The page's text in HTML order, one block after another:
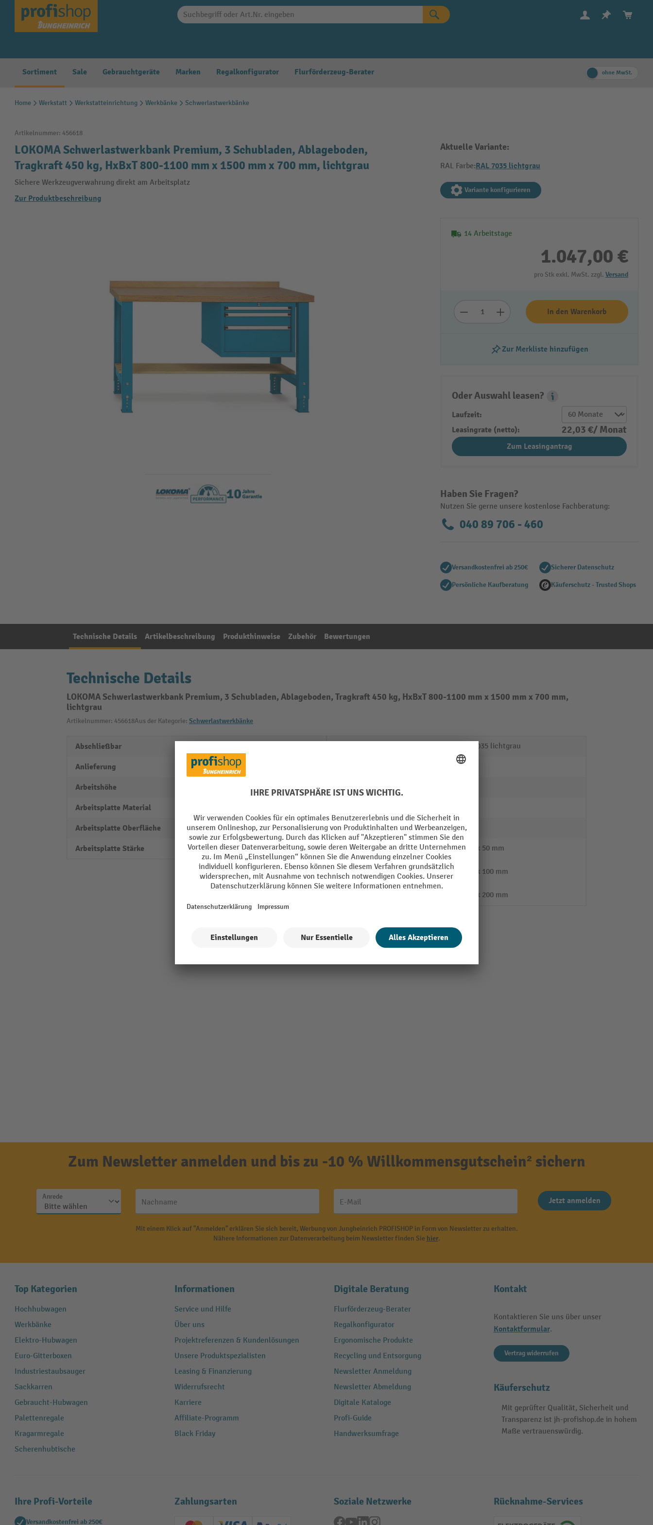
Zur Hauptnavigation springen
Sortiment Sale Gebrauchtgeräte Marken Regalkonfigurator Flurförderzeug-Berater ohne MwSt.
Home Werkstatt Werkstatteinrichtung Werkbänke Schwerlastwerkbänke
Artikelnummer: 456618
LOKOMA Schwerlastwerkbank Premium, 3 Schubladen, Ablageboden,
Tragkraft 450 kg, HxBxT 800-1100 mm x 1500 mm x 700 mm, lichtgrau
Sichere Werkzeugverwahrung direkt am Arbeitsplatz
Zur Produktbeschreibung
Aktuelle Variante:
RAL Farbe:RAL 7035 lichtgrau
Variante konfigurieren
14 Arbeitstage
1.047,00 €
pro Stk exkl. MwSt. zzgl. Versand
In den Warenkorb
Zur Merkliste hinzufügen
Haben Sie Fragen?
Nutzen Sie gerne unsere kostenlose Fachberatung:
040 89 706 - 460
Oder Auswahl leasen?
Leasing Popover
Laufzeit:
Leasingrate (netto):
22,03 €/ Monat
Zum Leasingantrag
Versandkostenfrei ab 250€ Sicherer Datenschutz
Persönliche Kaufberatung Käuferschutz - Trusted Shops
Technische Details Artikelbeschreibung Produkthinweise Zubehör Bewertungen
Technische Details
LOKOMA Schwerlastwerkbank Premium, 3 Schubladen, Ablageboden, Tragkraft 450 kg, HxBxT 800-1100 mm x 1500 mm x 700 mm,
lichtgrau
Artikelnummer: 456618Aus der Kategorie: Schwerlastwerkbänke
Abschließbar
Anlieferung vollständig montiert
Arbeitshöhe
Arbeitsplatte Material
Arbeitsplatte Oberfläche geölt
Arbeitsplatte Stärke 50 mm
RAL 7035 lichtgrau
1
Schlüssel Anzahl
Schubladen Anzahl 3
Schubladen Anzahl x Höhe 1x 50 mm
1x 100 mm
1x 200 mm
Alle technische Details anzeigen
Zum Newsletter anmelden und bis zu -10 % Willkommensgutschein² sichern
Anrede
Nachname E-Mail Jetzt anmelden
Mit einem Klick auf "Anmelden" erklären Sie sich bereit, Werbung von Jungheinrich PROFISHOP in Form von Newsletter zu erhalten.
Nähere Informationen zur Datenverarbeitung beim Newsletter finden Sie hier.
Top Kategorien
Hochhubwagen
Werkbänke
Elektro-Hubwagen
Euro-Gitterboxen
Industriestaubsauger
Sackkarren
Gebraucht-Hubwagen
Palettenregale
Kragarmregale
Scherenhubtische
Informationen
Service und Hilfe
Über uns
Projektreferenzen & Kundenlösungen
Unsere Produktspezialisten
Leasing & Finanzierung
Widerrufsrecht
Karriere
Affiliate-Programm
Black Friday
Digitale Beratung
Flurförderzeug-Berater
Regalkonfigurator
Ergonomische Produkte
Recycling und Entsorgung
Newsletter Anmeldung
Newsletter Abmeldung
Digitale Kataloge
Profi-Guide
Handwerksumfrage
Kontakt
Kontaktieren Sie uns über unser
Kontaktformular.
Vertrag widerrufen
Käuferschutz
Mit geprüfter Qualität, Sicherheit und
Transparenz ist jh-profishop.de in hohem
Maße vertrauenswürdig.
Ihre Profi-Vorteile
Versandkostenfrei ab 250€
Zahlungsarten Soziale Netzwerke
Facebook
YouTubeLinkedInInstagram
Rücknahme-Services